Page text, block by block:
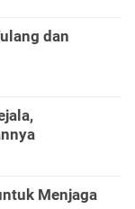
dan
Menjaga